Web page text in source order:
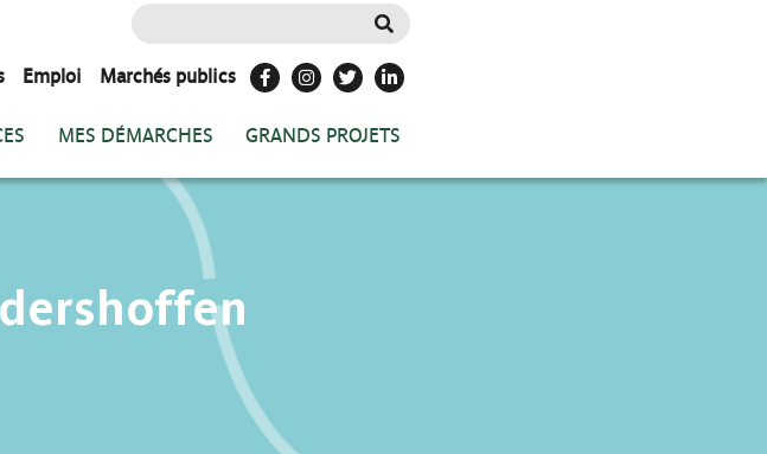
Rechercher
Emploi Marchés publics
MES DÉMARCHES GRANDS PROJETS